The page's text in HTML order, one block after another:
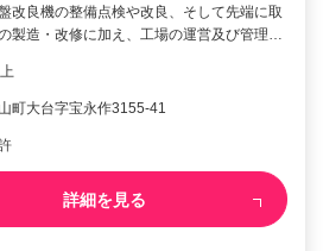
改良機の整備点検や改良、そして先端に取
製造・改修に加え、工場の運営及び管理…
町大台字宝永作3155-41
詳細を見る